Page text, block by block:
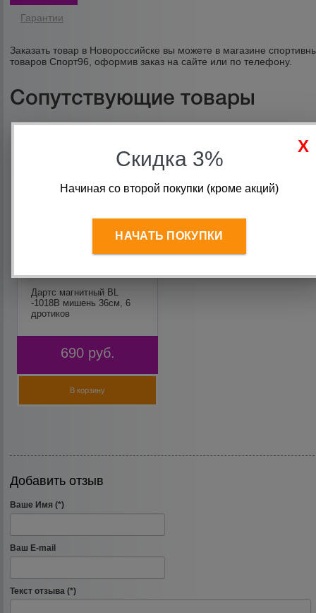
Гарантии
Заказать товар в Новороссийске вы можете в магазине
товаров Спорт96, оформив заказ на сайте или по телефону.
Сопутствующие товары
Дартс магнитный BL
-1018В мишень 36см, 6
дротиков
690 руб.
В корзину
Добавить отзыв
Ваше Имя (*)
Ваш E-mail
Текст отзыва (*)
Скидка 3%
Начиная со второй покупки (кроме акций)
НАЧАТЬ ПОКУПКИ